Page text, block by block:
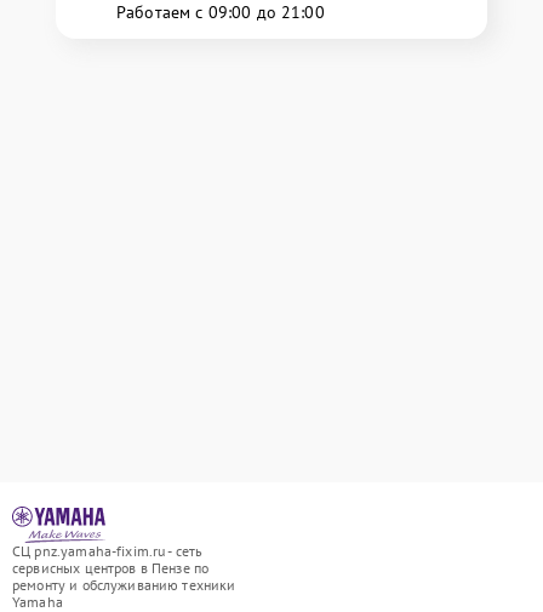
Работаем с 09:00 до 21:00
СЦ pnz.yamaha-fixim.ru - сеть
сервисных центров в Пензе по
ремонту и обслуживанию техники
Yamaha